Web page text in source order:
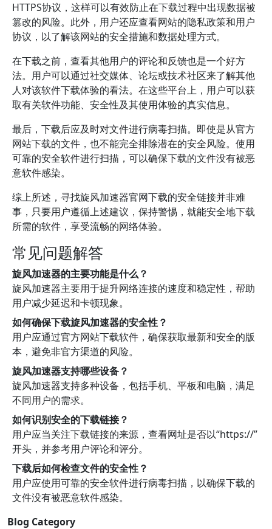
HTTPS协议，这样可以有效防止在下载过程中出现数据被
篡改的风险。此外，用户还应查看网站的隐私政策和用户
协议，以了解该网站的安全措施和数据处理方式。
在下载之前，查看其他用户的评论和反馈也是一个好方
法。用户可以通过社交媒体、论坛或技术社区来了解其他
人对该软件下载体验的看法。在这些平台上，用户可以获
取有关软件功能、安全性及其使用体验的真实信息。
最后，下载后应及时对文件进行病毒扫描。即使是从官方
网站下载的文件，也不能完全排除潜在的安全风险。使用
可靠的安全软件进行扫描，可以确保下载的文件没有被恶
意软件感染。
综上所述，寻找旋风加速器官网下载的安全链接并非难
事，只要用户遵循上述建议，保持警惕，就能安全地下载
所需的软件，享受流畅的网络体验。
常见问题解答
旋风加速器的主要功能是什么？
旋风加速器主要用于提升网络连接的速度和稳定性，帮助
用户减少延迟和卡顿现象。
如何确保下载旋风加速器的安全性？
用户应通过官方网站下载软件，确保获取最新和安全的版
本，避免非官方渠道的风险。
旋风加速器支持哪些设备？
旋风加速器支持多种设备，包括手机、平板和电脑，满足
不同用户的需求。
如何识别安全的下载链接？
用户应当关注下载链接的来源，查看网址是否以“https://”
开头，并参考用户评论和评分。
下载后如何检查文件的安全性？
用户应使用可靠的安全软件进行病毒扫描，以确保下载的
文件没有被恶意软件感染。
Blog Category